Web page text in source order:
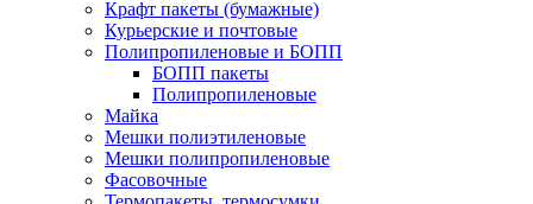
Крафт пакеты (бумажные)
Курьерские и почтовые
Полипропиленовые и БОПП
БОПП пакеты
Полипропиленовые
Майка
Мешки полиэтиленовые
Мешки полипропиленовые
Фасовочные